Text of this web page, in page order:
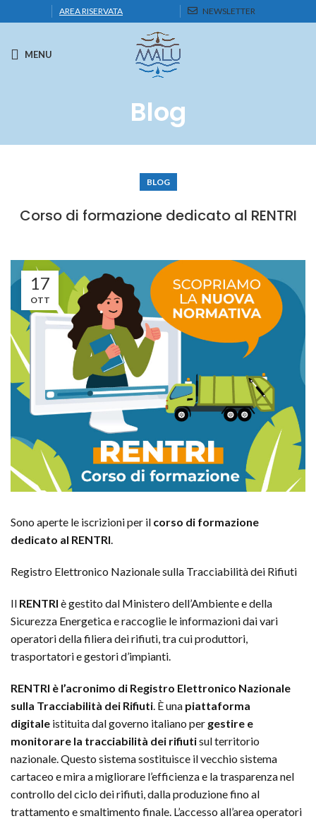
AREA RISERVATA NEWSLETTER
MENU
Blog
BLOG
Corso di formazione dedicato al RENTRI
17
OTT
Sono aperte le iscrizioni per il corso di formazione
dedicato al RENTRI
Registro Elettronico Nazionale sulla Tracciabilità dei Rifiuti
Il RENTRI è gestito dal Ministero dell’Ambiente e della
Sicurezza Energetica e raccoglie le informazioni dai vari
operatori della filiera dei rifiuti, tra cui produttori,
trasportatori e gestorid’impianti.
RENTRI è l’acronimo di Registro Elettronico Nazionale
sulla Tracciabilità dei Rifiuti . È una piattaforma
digitale istituita dal governo italiano per gestire e
monitorare la tracciabilità dei rifiutisul territorio
nazionale. Questo sistema sostituisce il vecchio sistema
cartaceo e mira a migliorare l’efficienza e la trasparenza nel
controllo del ciclo dei rifiuti, dalla produzione fino al
trattamento e smaltimento finale. L’accesso all’area operatori